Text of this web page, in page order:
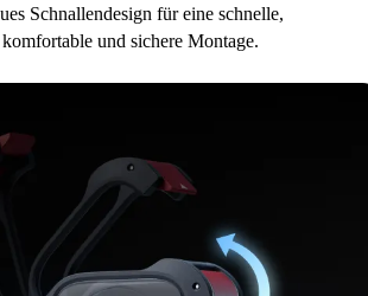
Schnallendesign für eine schnelle,
komfortable und sichere Montage.